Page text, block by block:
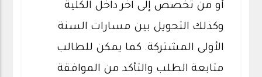
أو من تخصص إلى آخر داخل الكلية
وكذلك التحويل بين مسارات السنة
الأولى المشتركة. كما يمكن للطالب
متابعة الطلب والتأكد من الموافقة